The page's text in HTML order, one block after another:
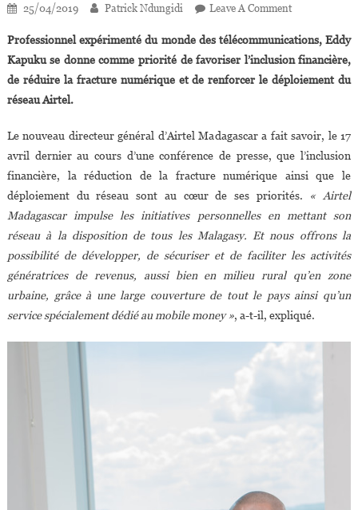
25/04/2019 Patrick Ndungidi Leave A CommentOn
Congolais
Eddy
Kapuku,
Général
D’Airtel
Madagascar
Professionnel expérimenté du monde des télécommunications, Eddy
Kapuku se donne comme priorité de favoriser l’inclusion financière,
de réduire la fracture numérique et de renforcer le déploiement du
réseau Airtel.
Le nouveau directeur général d’Airtel Madagascar a fait savoir, le 17
avril dernier au cours d’une conférence de presse, que l’inclusion
financière, la réduction de la fracture numérique ainsi que le
déploiement du réseau sont au cœur de ses priorités.
« Airtel
Madagascar impulse les initiatives personnelles en mettant son
réseau à la disposition de tous les Malagasy. Et nous offrons la
possibilité de développer, de sécuriser et de faciliter les activités
génératrices de revenus, aussi bien en milieu rural qu’en zone
urbaine, grâce à une large couverture de tout le pays ainsi qu’un
service spécialement dédié au mobile money », a-t-il, expliqué.